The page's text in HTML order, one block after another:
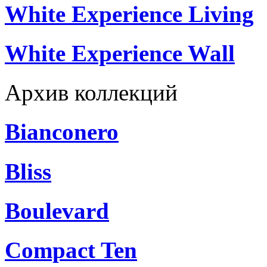
White Experience Living
White Experience Wall
Архив коллекций
Bianconero
Bliss
Boulevard
Compact Ten